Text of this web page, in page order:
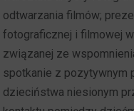
odtwarzania filmów;
fotograficznej i filmowej
związanej ze
spotkanie z pozytywnym
dzieciństwa niesionym